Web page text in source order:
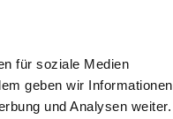
für soziale Medien
geben wir Informationen
und Analysen weiter.